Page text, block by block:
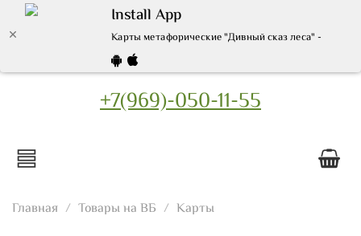
Install App
Карты метафорические "Дивный сказ леса" -
+7(969)-050-11-55
Главная Товары на ВБ Карты